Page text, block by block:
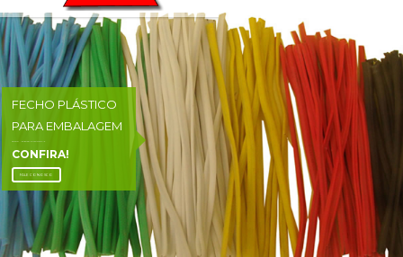
FECHO PLÁSTICO
PARA EMBALAGEM
CONFIRA!
FALE CONOSCO